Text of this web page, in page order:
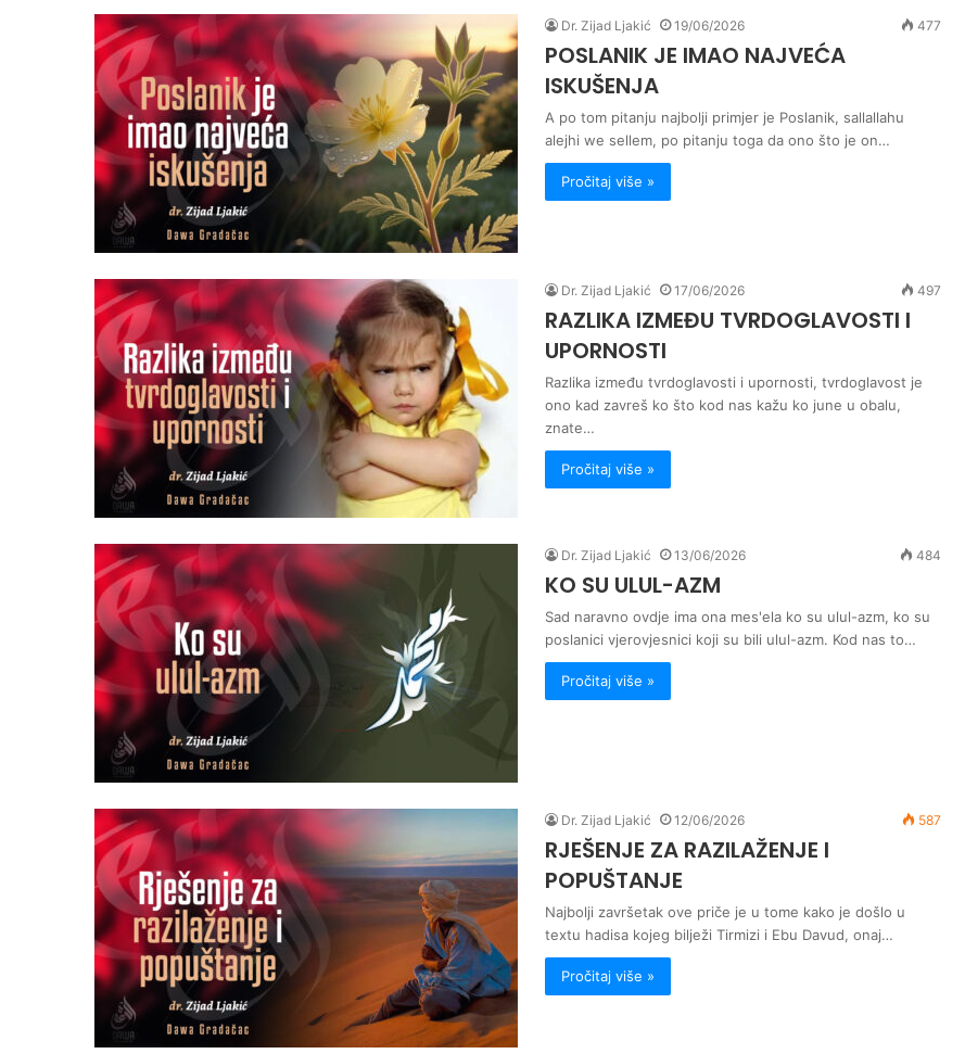
Dr. Zijad Ljakić 19/06/2026 477
POSLANIK JE IMAO NAJVEĆA
ISKUŠENJA
A po tom pitanju najbolji primjer je Poslanik, sallallahu
alejhi we sellem, po pitanju toga da ono što je on…
Pročitaj više »
Dr. Zijad Ljakić 17/06/2026 497
RAZLIKA IZMEĐU TVRDOGLAVOSTI I
UPORNOSTI
Razlika između tvrdoglavosti i upornosti, tvrdoglavost je
ono kad zavreš ko što kod nas kažu ko june u obalu,
znate…
Pročitaj više »
Dr. Zijad Ljakić 13/06/2026 484
KO SU ULUL-AZM
Sad naravno ovdje ima ona mes'ela ko su ulul-azm, ko su
poslanici vjerovjesnici koji su bili ulul-azm. Kod nas to…
Pročitaj više »
Dr. Zijad Ljakić 12/06/2026 587
RJEŠENJE ZA RAZILAŽENJE I
POPUŠTANJE
Najbolji završetak ove priče je u tome kako je došlo u
textu hadisa kojeg bilježi Tirmizi i Ebu Davud, onaj…
Pročitaj više »